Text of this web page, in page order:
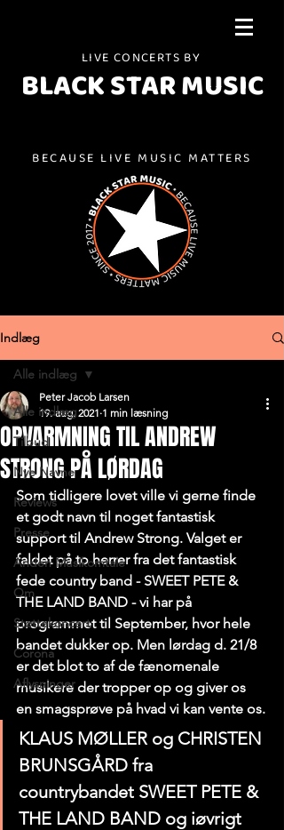
LIVE CONCERTS BY
BLACK STAR MUSIC
BECAUSE LIVE MUSIC MATTERS
Indlæg
Alle indlæg
Tilbud
Nye Navne
Reviews
Presse
Anden Musikomtale
Om
Støttekoncert
Corona
Aflysninger
Alle indlæg
OPVARMNING TIL ANDREW
STRONG PÅ LØRDAG
Peter Jacob Larsen
19. aug. 2021 1 min læsning
Som tidligere lovet ville vi gerne finde
et godt navn til noget fantastisk
support til Andrew Strong. Valget er
faldet på to herrer fra det fantastisk
fede country band - SWEET PETE &
THE LAND BAND - vi har på
programmet til September, hvor hele
bandet dukker op. Men lørdag d. 21/8
er det blot to af de fænomenale
musikere der tropper op og giver os
en smagsprøve på hvad vi kan vente os.
KLAUS MØLLER og CHRISTEN
BRUNSGÅRD fra
countrybandet SWEET PETE &
THE LAND BAND og iøvrigt